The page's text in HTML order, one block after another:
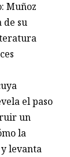
Muñoz
de su
el paso
un
la
levanta